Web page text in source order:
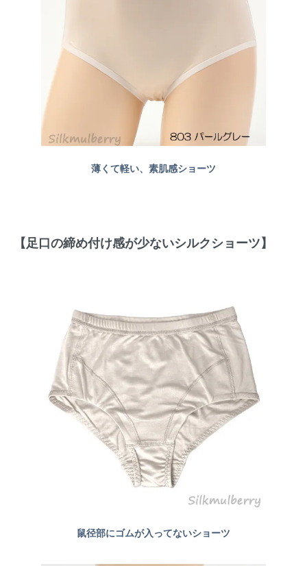
薄くて軽い、素肌感ショーツ
【足口の締め付け感が少ないシルクショーツ】
鼠径部にゴムが入ってないショーツ